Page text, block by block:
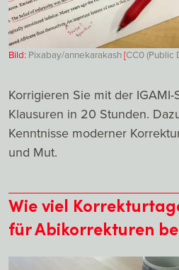
Bild: Pixabay/annekarakash[CC0 (Public
Korrigieren Sie mit der
Klausuren in 20 Stunden.
Kenntnisse moderner
und Mut.
Wie viel
für Abikorrekturen